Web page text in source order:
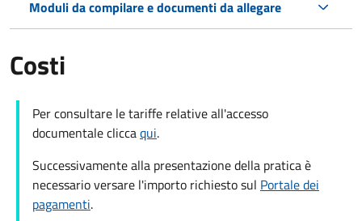
Moduli da compilare e documenti da allegare
Costi
Per consultare le tariffe relative all'accesso
documentale cliccaqui.
Successivamente alla presentazione della pratica è
necessario versare l'importo richiesto sul Portale dei
pagamenti.